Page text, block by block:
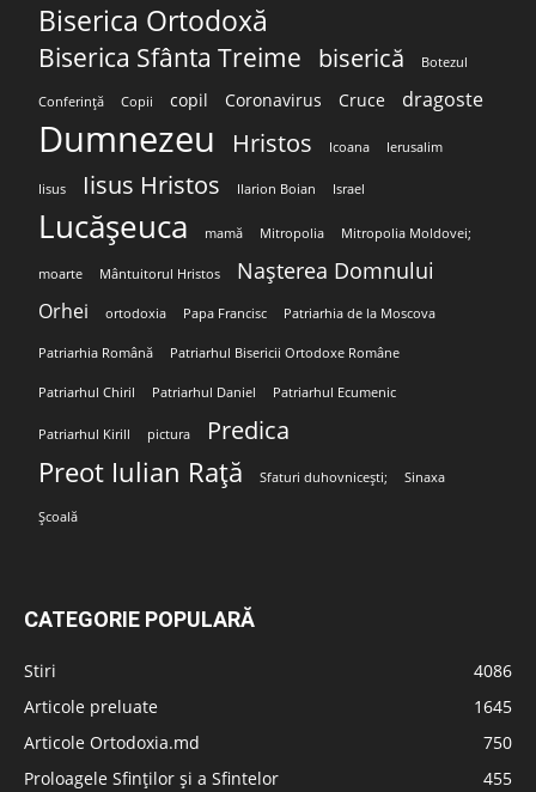
Biserica Ortodoxă
Biserica Sfânta Treime biserică Botezul
Conferință Copii copil Coronavirus Cruce dragoste
Dumnezeu Hristos Icoana Ierusalim
Iisus Iisus Hristos Ilarion Boian Israel
Lucășeuca mamă Mitropolia Mitropolia Moldovei;
moarte Mântuitorul Hristos Nașterea Domnului
Orhei ortodoxia Papa Francisc Patriarhia de la Moscova
Patriarhia Română Patriarhul Bisericii Ortodoxe Române
Patriarhul Chiril Patriarhul Daniel Patriarhul Ecumenic
Patriarhul Kirill pictura Predica
Preot Iulian Rață Sfaturi duhovnicești; Sinaxa
Școală
CATEGORIE POPULARĂ
Stiri
4086
Articole preluate
1645
Articole Ortodoxia.md
750
Proloagele Sfinților și a Sfintelor
455